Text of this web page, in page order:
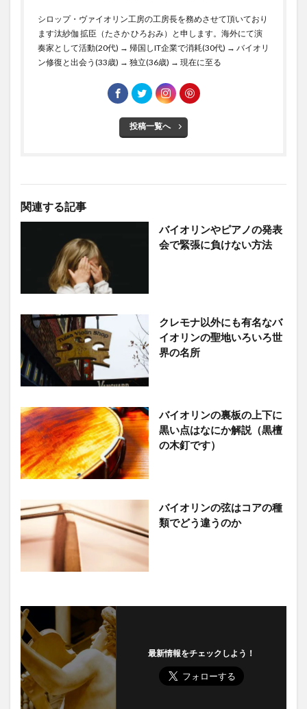
シロップ・ヴァイオリン工房の工房長を務めさせて頂いており
ます汰紗伽 拡臣（たさか ひろおみ）と申します。海外にて演
奏家として活動(20代) → 帰国しIT企業で消耗(30代) → バイオリ
ン修復と出会う(33歳) → 独立(36歳) → 現在に至る
投稿一覧へ
関連する記事
バイオリンやピアノの発表
会で緊張に負けない方法
クレモナ以外にも有名なバ
イオリンの聖地いろいろ世
界の名所
バイオリンの裏板の上下に
黒い点はなにか解説（黒檀
の木釘です）
バイオリンの弦はコアの種
類でどう違うのか
最新情報をチェックしよう！